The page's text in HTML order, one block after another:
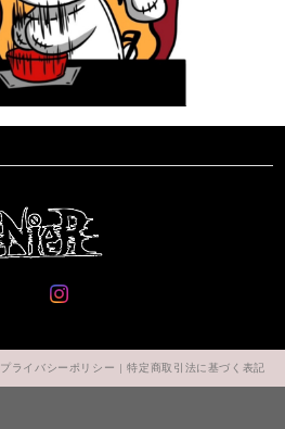
プライバシーポリシー |特定商取引法に基づく表記